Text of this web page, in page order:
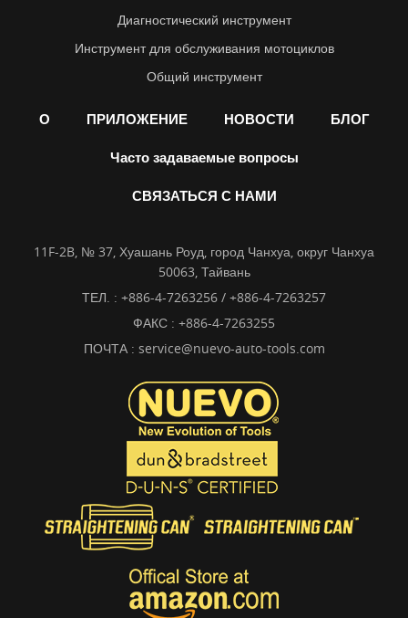
Диагностический инструмент
Инструмент для обслуживания мотоциклов
Общий инструмент
О ПРИЛОЖЕНИЕ НОВОСТИ БЛОГ
Часто задаваемые вопросы
СВЯЗАТЬСЯ С НАМИ
11F-2B, № 37, Хуашань Роуд, город Чанхуа, округ Чанхуа
50063, Тайвань
ТЕЛ. : +886-4-7263256 / +886-4-7263257
ФАКС : +886-4-7263255
ПОЧТА : service@nuevo-auto-tools.com